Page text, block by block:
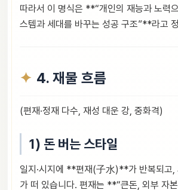
따라서 이 명식은 **“개인의 재능과 노력
스템과 세대를 바꾸는 성공 구조”**라고
4. 재물 흐름
(편재·정재 다수, 재성 대운 강, 중화격)
1) 돈 버는 스타일
일지·시지에 **편재(子水)**가 반복되고,
가 떠 있습니다. 편재는 **“큰돈, 외부 자